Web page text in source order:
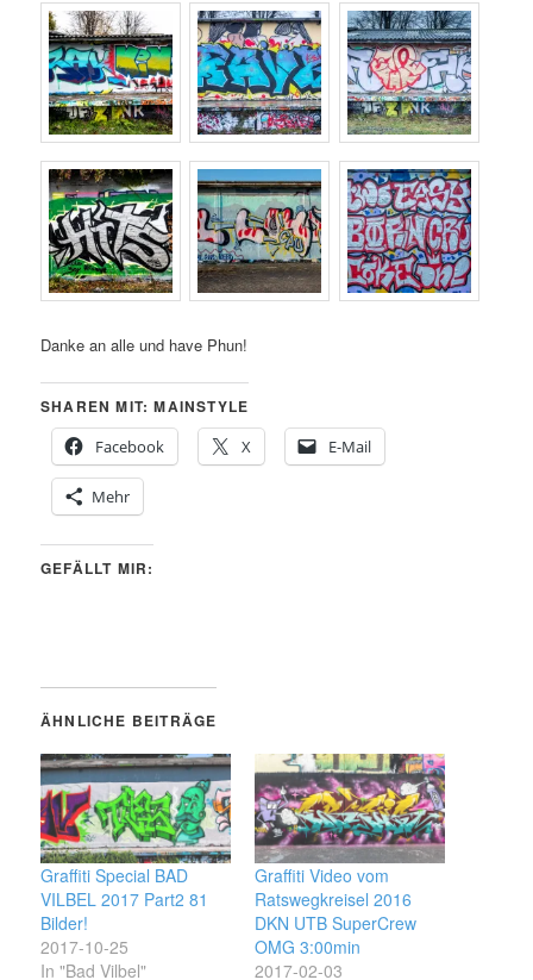
Danke an alle und have Phun!
SHAREN MIT: MAINSTYLE
Facebook
X E-Mail
Mehr
GEFÄLLT MIR:
ÄHNLICHE BEITRÄGE
Graffiti Special BAD
VILBEL 2017 Part2 81
Bilder!
2017-10-25
In "Bad Vilbel"
Graffiti Video vom
Ratswegkreisel 2016
DKN UTB SuperCrew
OMG 3:00min
2017-02-03